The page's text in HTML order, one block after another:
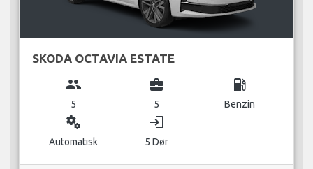
SKODA OCTAVIA ESTATE
group
5
business_center
5
local_gas_station
Benzin
miscellaneous_services
Automatisk
login
5 Dør